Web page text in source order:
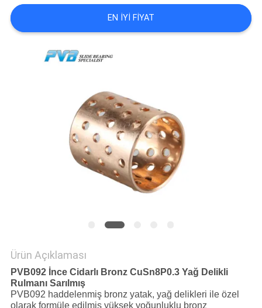
BIZIM
HAKKIMIZDA
KONTROLÜ
HABERLER
DAVALAR
EN IYI FIYAT
Ürün Açıklaması
PVB092 İnce Cidarlı Bronz CuSn8P0.3 Yağ Delikli
Rulmanı Sarılmış
PVB092 haddelenmiş bronz yatak, yağ delikleri ile özel
olarak formüle edilmiş yüksek yoğunluklu bronz